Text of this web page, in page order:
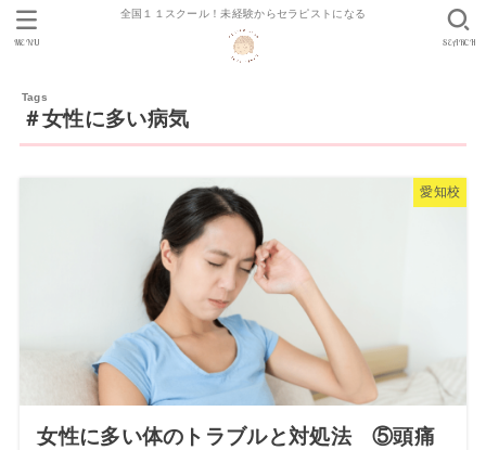
全国１１スクール！未経験からセラピストになる
SEARCH
MENU
＃女性に多い病気
愛知校
女性に多い体のトラブルと対処法 ⑤頭痛